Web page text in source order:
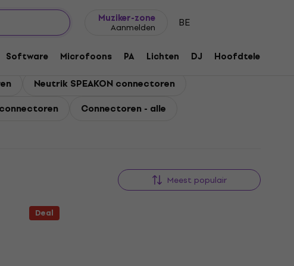
Muziker-zone
Aanmelden BE
Software Microfoons PA Lichten DJ Hoofdtelefoons
Neutrik SPEAKON connectoren
Connectoren - alle
Meest populair
Deal